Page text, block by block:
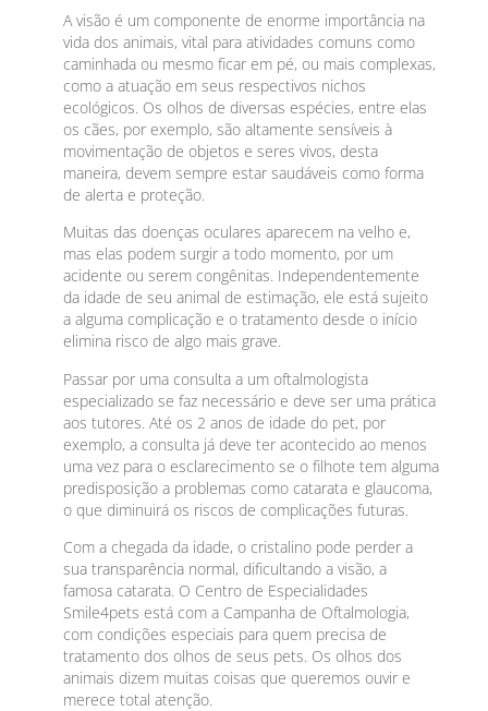
A visão é um componente de enorme importância na
vida dos animais, vital para atividades comuns como
caminhada ou mesmo ficar em pé, ou mais complexas,
como a atuação em seus respectivos nichos
ecológicos. Os olhos de diversas espécies, entre elas
os cães, por exemplo, são altamente sensíveis à
movimentação de objetos e seres vivos, desta
maneira, devem sempre estar saudáveis como forma
de alerta e proteção.
Muitas das doenças oculares aparecem na velho e,
mas elas podem surgir a todo momento, por um
acidente ou serem congênitas. Independentemente
da idade de seu animal de estimação, ele está sujeito
a alguma complicação e o tratamento desde o início
elimina risco de algo mais grave.
Passar por uma consulta a um oftalmologista
especializado se faz necessário e deve ser uma prática
aos tutores. Até os 2 anos de idade do pet, por
exemplo, a consulta já deve ter acontecido ao menos
uma vez para o esclarecimento se o filhote tem alguma
predisposição a problemas como catarata e glaucoma,
o que diminuirá os riscos de complicações futuras.
Com a chegada da idade, o cristalino pode perder a
sua transparência normal, dificultando a visão, a
famosa catarata. O Centro de Especialidades
Smile4pets está com a Campanha de Oftalmologia,
com condições especiais para quem precisa de
tratamento dos olhos de seus pets. Os olhos dos
animais dizem muitas coisas que queremos ouvir e
merece total atenção.